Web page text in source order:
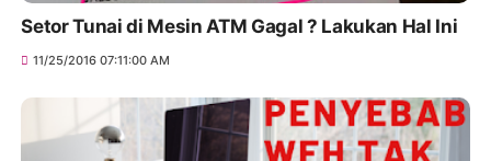
Setor Tunai di Mesin ATM Gagal ? Lakukan Hal Ini
11/25/2016 07:11:00 AM